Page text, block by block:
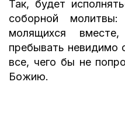
Так, будет
соборной
молящихся
пребывать невидимо
все, чего бы не
Божию.